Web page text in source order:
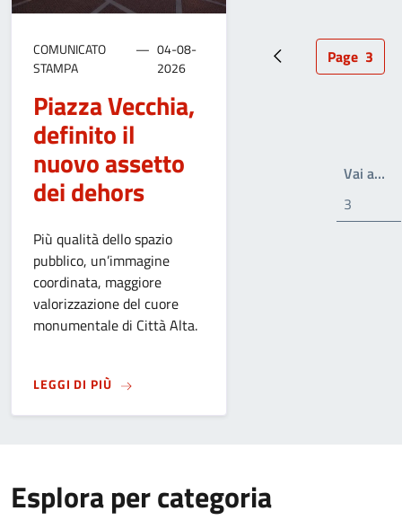
COMUNICATO
STAMPA
04-08-
2026
Piazza Vecchia,
definito il
nuovo assetto
dei dehors
Più qualità dello spazio
pubblico, un’immagine
coordinata, maggiore
valorizzazione del cuore
monumentale di Città Alta.
LEGGI DI PIÙSUPIAZZA VECCHIA, DEFINITO IL NUOVO
Pagina precedente
Pagina
Page 3
Vai a…
Esplora per categoria